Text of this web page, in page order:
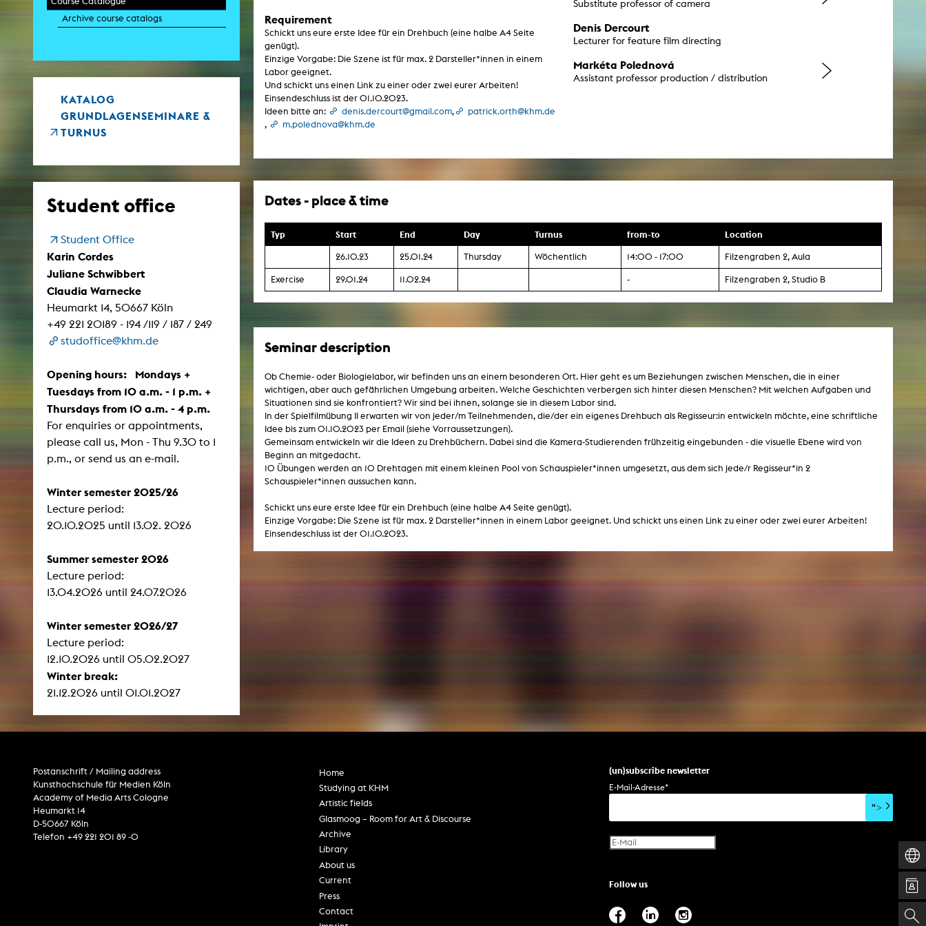
Requirement
Schickt uns eure erste Idee für ein Drehbuch (eine halbe A4 Seite
genügt).
Einzige Vorgabe: Die Szene ist für max. 2 Darsteller*innen in einem
Labor geeignet.
Und schickt uns einen Link zu einer oder zwei eurer Arbeiten!
Einsendeschluss ist der 01.10.2023.
Ideen bitte an:
denis.dercourt@gmail.com,
patrick.orth@khm.de
,
m.polednova@khm.de
Substitute professor of camera
Denis Dercourt
Lecturer for feature film directing
Markéta Polednová
Assistant professor production / distribution
Dates - place & time
Typ Start End Day Turnus from-to Location
26.10.23 25.01.24 Thursday Wöchentlich 14:00 - 17:00 Filzengraben 2, Aula
Exercise 29.01.24 11.02.24 - Filzengraben 2, Studio B
Seminar description
Ob Chemie- oder Biologielabor, wir befinden uns an einem besonderen Ort. Hier geht es um Beziehungen zwischen Menschen, die in einer
wichtigen, aber auch gefährlichen Umgebung arbeiten. Welche Geschichten verbergen sich hinter diesen Menschen? Mit welchen Aufgaben und
Situationen sind sie konfrontiert? Wir sind bei ihnen, solange sie in diesem Labor sind.
In der Spielfilmübung II erwarten wir von jeder/m Teilnehmenden, die/der ein eigenes Drehbuch als Regisseur:in entwickeln möchte, eine schriftliche
Idee bis zum 01.10.2023 per Email (siehe Vorraussetzungen).
Gemeinsam entwickeln wir die Ideen zu Drehbüchern. Dabei sind die Kamera-Studierenden frühzeitig eingebunden - die visuelle Ebene wird von
Beginn an mitgedacht.
10 Übungen werden an 10 Drehtagen mit einem kleinen Pool von Schauspieler*innen umgesetzt, aus dem sich jede/r Regisseur*in 2
Schauspieler*innen aussuchen kann.
Schickt uns eure erste Idee für ein Drehbuch (eine halbe A4 Seite genügt).
Einzige Vorgabe: Die Szene ist für max. 2 Darsteller*innen in einem Labor geeignet. Und schickt uns einen Link zu einer oder zwei eurer Arbeiten!
Einsendeschluss ist der 01.10.2023.
Archive course catalogs
KATALOG
GRUNDLAGENSEMINARE &
TURNUS
Student office
Student Office
Karin Cordes
Juliane Schwibbert
Claudia Warnecke
Heumarkt 14, 50667 Köln
+49 221 20189 - 194 /119 / 187 / 249
studoffice@khm.de
Opening hours: Mondays +
Tuesdays from 10 a.m. - 1 p.m. +
Thursdays from 10 a.m. - 4 p.m.
For enquiries or appointments,
please call us, Mon - Thu 9.30 to 1
p.m., or send us an e-mail.
Winter semester 2025/26
Lecture period:
​​​​​​​20.10.2025 until 13.02. 2026
Summer semester 2026
Lecture period:
13.04.2026 until 24.07.2026
Winter semester 2026/27
Lecture period:
12.10.2026 until 05.02.2027
Winter break:
21.12.2026 until 01.01.2027
(un)subscribe newsletter
E-Mail-Adresse*
">
Postanschrift / Mailing address
Kunsthochschule für Medien Köln
Academy of Media Arts Cologne
Heumarkt 14
D-50667 Köln
Telefon +49 221 201 89 -0
Home
Studying at KHM
Artistic fields
Glasmoog – Room for Art & Discourse
Archive
Library
About us
Current
Press
Contact
Follow us
Multispecies Storytelling
Networks
Video Art / Performance
Contemporary Art / Global South
Art and Media Studies
Art History in the Context of Media
Queer Studies
Transversal Aesthetics
Laboratories + Facilities
exMedia Lab
Film studios
Infrastructure
Interface lab
Multispecies Studio
Editing suite
KHM Research
KHM Rundgänge
Schreiben, was kommt
Photoszene an der KHM
LIBRARY
Digital library
Films
Books
Sounds
KHM publications
edition KHM
KHM Journal
off topic
People
Organisation
Useful help / contacts
Antidiskriminierung
AStA / StuPa
Date
Jobs
Press downloads